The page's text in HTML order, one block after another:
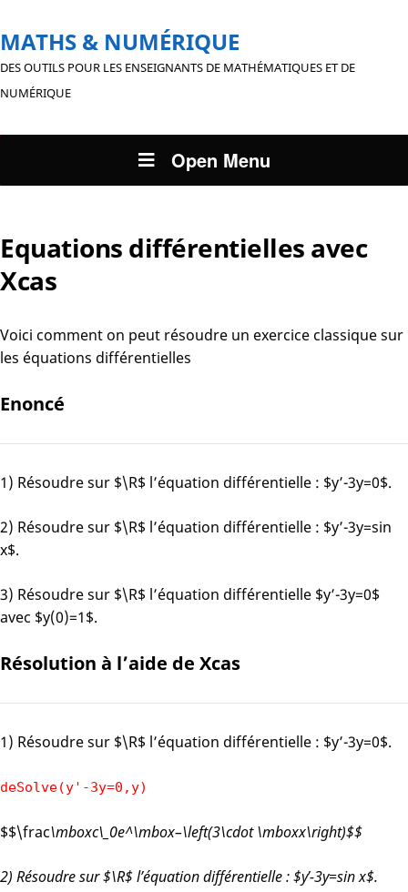
MATHS & NUMÉRIQUE
DES OUTILS POUR LES ENSEIGNANTS DE MATHÉMATIQUES ET DE
NUMÉRIQUE
Open Menu
Equations différentielles avec
Xcas
Voici comment on peut résoudre un exercice classique sur
les équations différentielles
Enoncé
1) Résoudre sur $\R$ l’équation différentielle : $y’-3y=0$.
2) Résoudre sur $\R$ l’équation différentielle : $y’-3y=sin
x$.
3) Résoudre sur $\R$ l’équation différentielle $y’-3y=0$
avec $y(0)=1$.
Résolution à l’aide de Xcas
1) Résoudre sur $\R$ l’équation différentielle : $y’-3y=0$.
deSolve(y'-3y=0,y)
$$\frac\mboxc\_0e^\mbox–\left(3\cdot \mboxx\right)$$
2) Résoudre sur $\R$ l’équation différentielle : $y’-3y=sin x$.